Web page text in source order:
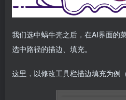
我们选中蜗牛壳之后，在AI界面的
选中路径的描边、填充。
这里，以修改工具栏描边填充为例